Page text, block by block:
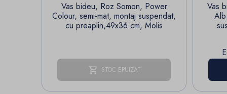
Vas bideu, Roz Somon, Power
Colour, semi-mat, montaj suspendat,
cu preaplin,49x36 cm, Molis
STOC EPUIZAT
Vas